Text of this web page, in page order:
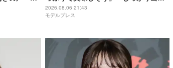
近感が」
が出てそう」の声
2026.08.06 21:43
モデルプレス